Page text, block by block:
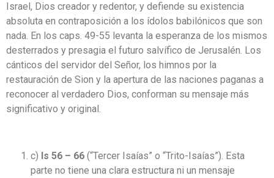
Israel, Dios creador y redentor, y defiende su existencia
absoluta en contraposición a los ídolos babilónicos que son
nada. En los caps. 49-55 levanta la esperanza de los mismos
desterrados y presagia el futuro salvífico de Jerusalén. Los
cánticos del servidor del Señor, los himnos por la
restauración de Sion y la apertura de las naciones paganas a
reconocer al verdadero Dios, conforman su mensaje más
significativo y original.
c) Is 56 – 66 (“Tercer Isaías” o “Trito-Isaías”). Esta
parte no tiene una clara estructura ni un mensaje